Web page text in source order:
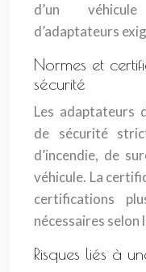
d’un
d’adaptateurs
Normes et
sécurité
Les adaptateurs
de sécurité
d’incendie, de
véhicule. La
certifications
nécessaires selon
Risques liés à